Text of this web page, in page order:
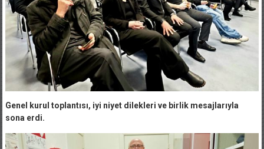
Genel kurul toplantısı, iyi niyet dilekleri ve birlik mesajlarıyla
sona erdi.